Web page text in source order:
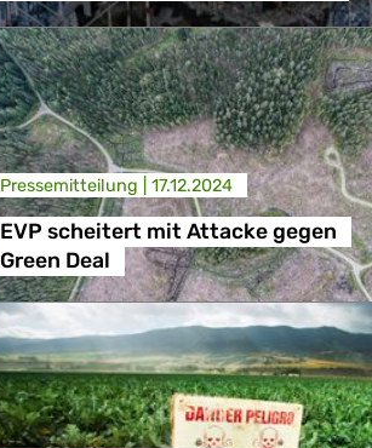
Presse­mitteilung | 17.12.2024
EVP scheitert mit Attacke gegen
Green Deal